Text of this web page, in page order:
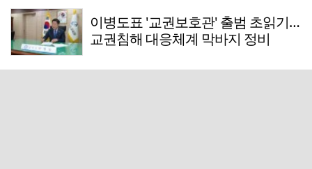
이병도표 '교권보호관' 출범 초읽기…
교권침해 대응체계 막바지 정비